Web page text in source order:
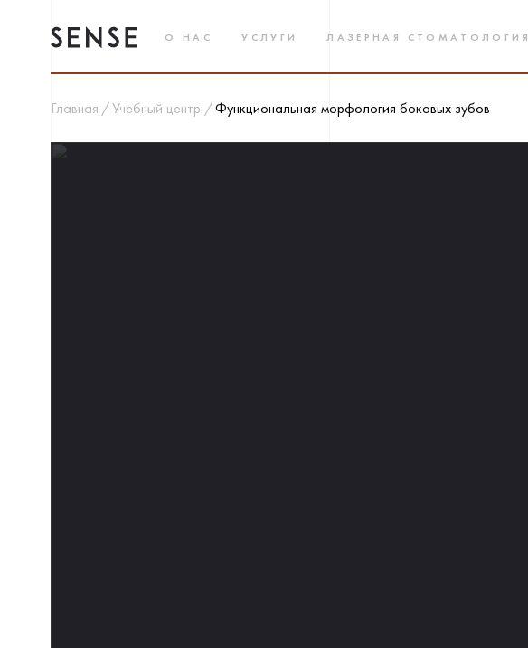
О НАС УСЛУГИ ЛАЗЕРНАЯ СТОМАТОЛОГИЯ
Главная Учебный центр Функциональная морфология боковых зубов